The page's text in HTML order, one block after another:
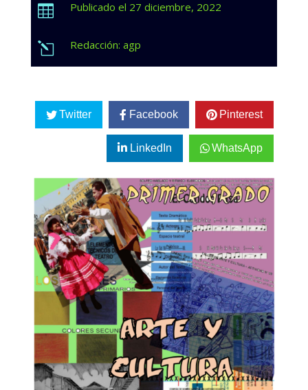
 Publicado el 27 diciembre, 2022
l Redacción: agp
Twitter Facebook Pinterest
LinkedIn WhatsApp